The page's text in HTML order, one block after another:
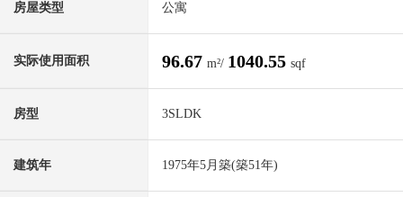
房屋类型 公寓
实际使用面积 96.67 m²/ 1040.55 sqf
房型 3SLDK
建筑年 1975年5月築(築51年)